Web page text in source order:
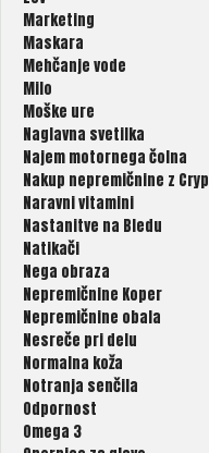
Marketing
Maskara
Mehčanje vode
Milo
Moške ure
Naglavna svetilka
Najem motornega čolna
Nakup nepremičnine z
Naravni vitamini
Nastanitve na Bledu
Natikači
Nega obraza
Nepremičnine Koper
Nepremičnine obala
Nesreče pri delu
Normalna koža
Notranja senčila
Odpornost
Omega 3